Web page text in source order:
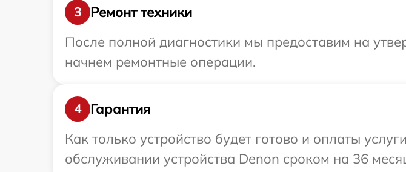
3
Ремонт техники
После полной диагностики мы предоставим на
начнем ремонтные операции.
4
Гарантия
Как только устройство будет готово и оплаты
обслуживании устройства Denon сроком на 36